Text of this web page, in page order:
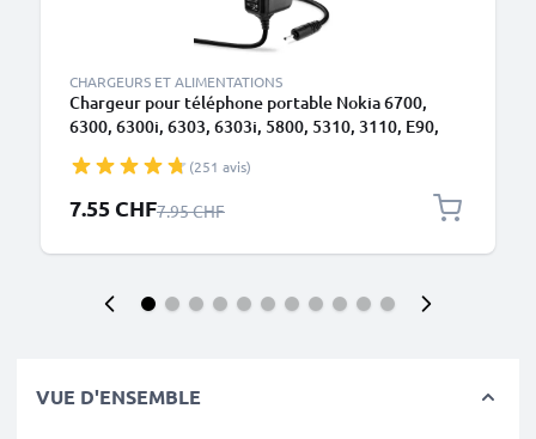
CHARGEURS ET ALIMENTATIONS
Chargeur pour téléphone portable Nokia 6700,
6300, 6300i, 6303, 6303i, 5800, 5310, 3110, E90,
smartphone, Cordon / Câble de Charge 1.10m
(251 avis)
Prix spécial
7.55 CHFPrix normal
7.95 CHF
VUE D'ENSEMBLE